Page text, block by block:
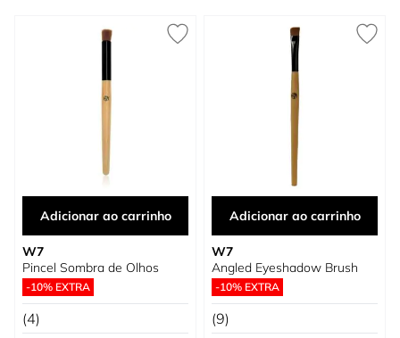
Adicionar ao carrinho
W7
Pincel Sombra de Olhos
-10% EXTRA
(4)
Adicionar ao carrinho
W7
Angled Eyeshadow Brush
-10% EXTRA
(9)